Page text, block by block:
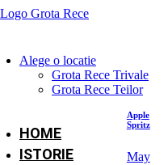
Alege o locatie
Grota Rece Trivale
Grota Rece Teilor
HOME
ISTORIE
Apple
Spritz
May